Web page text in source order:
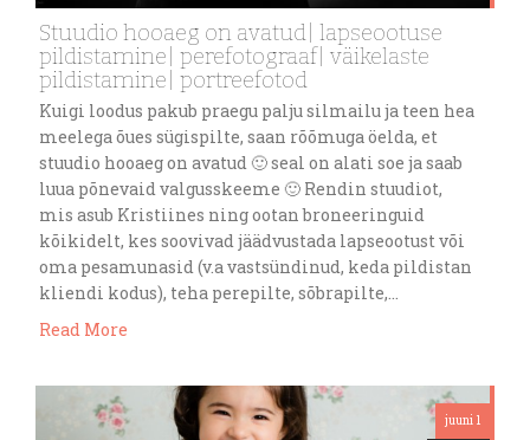
Stuudio hooaeg on avatud| lapseootuse
pildistamine| perefotograaf| väikelaste
pildistamine| portreefotod
Kuigi loodus pakub praegu palju silmailu ja teen hea
meelega õues sügispilte, saan rõõmuga öelda, et
stuudio hooaeg on avatud 🙂 seal on alati soe ja saab
luua põnevaid valgusskeeme 🙂 Rendin stuudiot,
mis asub Kristiines ning ootan broneeringuid
kõikidelt, kes soovivad jäädvustada lapseootust või
oma pesamunasid (v.a vastsündinud, keda pildistan
kliendi kodus), teha perepilte, sõbrapilte,…
Read More
juuni 1